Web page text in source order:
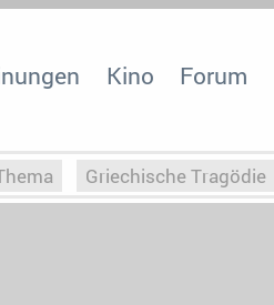
Kino Forum
Griechische Tragödie